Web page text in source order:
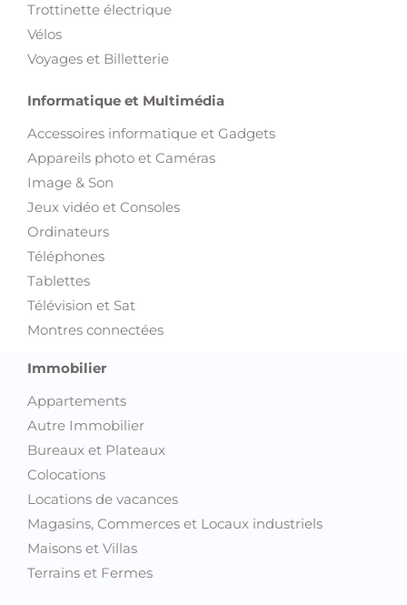
Trottinette électrique
Vélos
Voyages et Billetterie
Informatique et Multimédia
Accessoires informatique et Gadgets
Appareils photo et Caméras
Image & Son
Jeux vidéo et Consoles
Ordinateurs
Téléphones
Tablettes
Télévision et Sat
Montres connectées
Immobilier
Appartements
Autre Immobilier
Bureaux et Plateaux
Colocations
Locations de vacances
Magasins, Commerces et Locaux industriels
Maisons et Villas
Terrains et Fermes